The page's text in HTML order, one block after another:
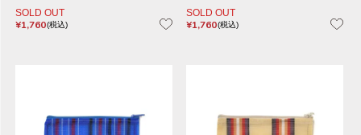
SOLD OUT
¥1,760 税込
SOLD OUT
¥1,760 税込